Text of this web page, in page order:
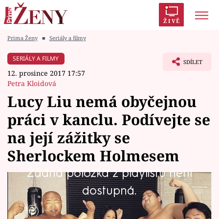
ŽIVĚ
Módní alarm
Témata
Celebrity
Vztahy
Seriály
Prima Ženy ■ Seriály a filmy
SERIÁLY A FILMY
12. prosince 2017 17:57
Petra Kloidová
SDÍLET
Lucy Liu nemá obyčejnou
práci v kanclu. Podívejte se
na její zážitky se
Sherlockem Holmesem
Žádná položka z playlistu není
dostupná.
Lucy Liu, hollywoodská herečka, kterou
můžete pravidelně vídat v americkém seriálu
Sherlock Holmes: Jak prosté, nemá úplně